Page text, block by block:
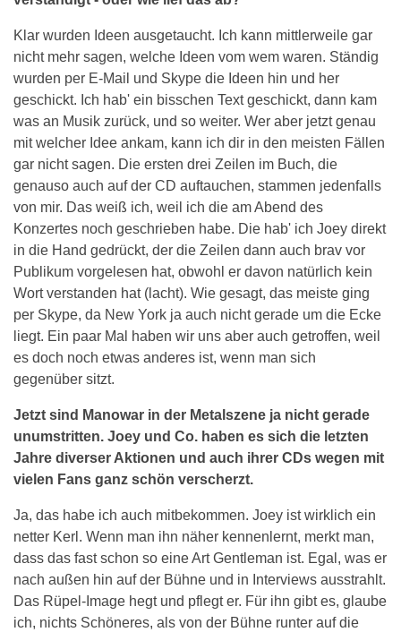
Klar wurden Ideen ausgetaucht. Ich kann mittlerweile gar
nicht mehr sagen, welche Ideen vom wem waren. Ständig
wurden per E-Mail und Skype die Ideen hin und her
geschickt. Ich hab' ein bisschen Text geschickt, dann kam
was an Musik zurück, und so weiter. Wer aber jetzt genau
mit welcher Idee ankam, kann ich dir in den meisten Fällen
gar nicht sagen. Die ersten drei Zeilen im Buch, die
genauso auch auf der CD auftauchen, stammen jedenfalls
von mir. Das weiß ich, weil ich die am Abend des
Konzertes noch geschrieben habe. Die hab' ich Joey direkt
in die Hand gedrückt, der die Zeilen dann auch brav vor
Publikum vorgelesen hat, obwohl er davon natürlich kein
Wort verstanden hat (lacht). Wie gesagt, das meiste ging
per Skype, da New York ja auch nicht gerade um die Ecke
liegt. Ein paar Mal haben wir uns aber auch getroffen, weil
es doch noch etwas anderes ist, wenn man sich
gegenüber sitzt.
Jetzt sind Manowar in der Metalszene ja nicht gerade
unumstritten. Joey und Co. haben es sich die letzten
Jahre diverser Aktionen und auch ihrer CDs wegen mit
vielen Fans ganz schön verscherzt.
Ja, das habe ich auch mitbekommen. Joey ist wirklich ein
netter Kerl. Wenn man ihn näher kennenlernt, merkt man,
dass das fast schon so eine Art Gentleman ist. Egal, was er
nach außen hin auf der Bühne und in Interviews ausstrahlt.
Das Rüpel-Image hegt und pflegt er. Für ihn gibt es, glaube
ich, nichts Schöneres, als von der Bühne runter auf die